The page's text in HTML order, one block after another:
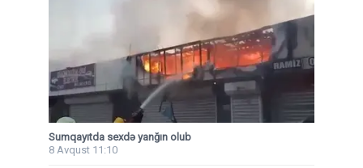
Sumqayıtda sexdə yanğın olub
8 Avqust 11:10